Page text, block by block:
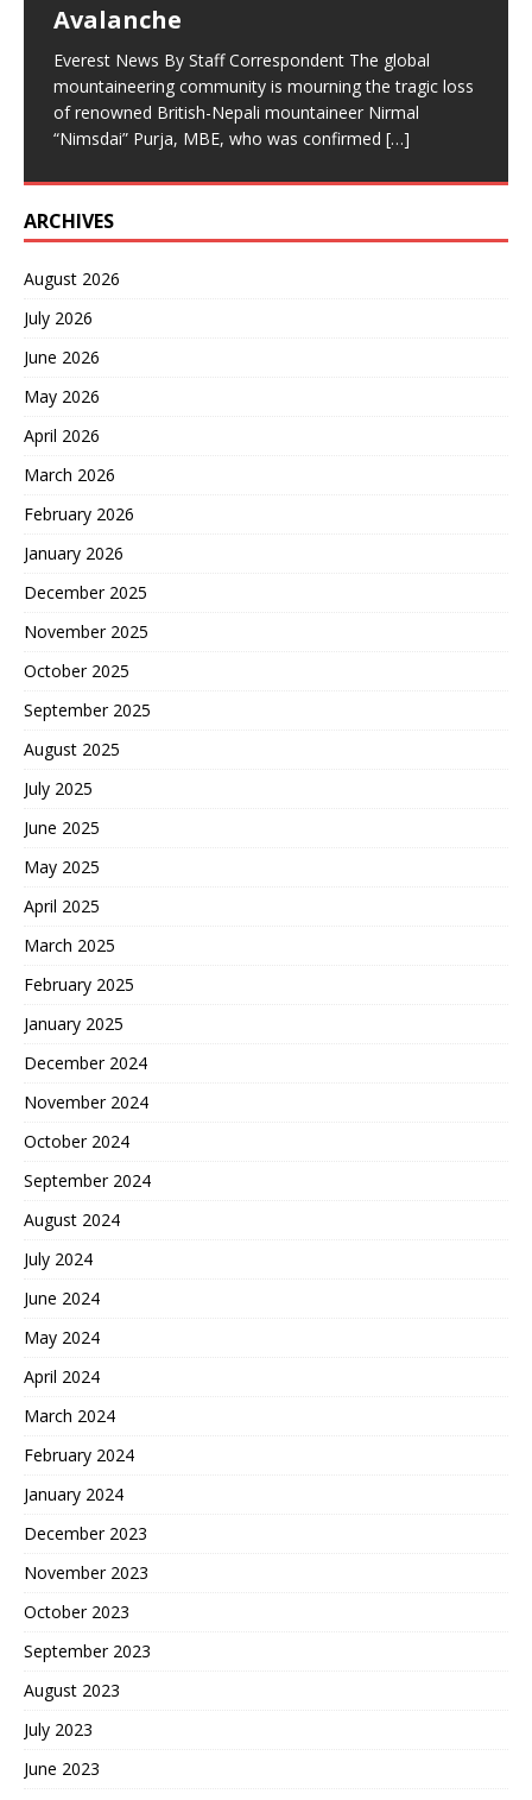
Avalanche
Everest News By Staff Correspondent The global
mountaineering community is mourning the tragic loss
of renowned British-Nepali mountaineer Nirmal
“Nimsdai” Purja, MBE, who was confirmed […]
पर्वतारोहण जगतले आफ्ना एक असाधारण कीर्तिमानी व्यक्तित्व
भएको झडपमा प्रहरीको गोली लागेर एक जनाको मृत्यु भएको छ भने
सर्वसाधारण र सुरक्षाकर्मीसहित अन्य धेरै जना घाइते
ARCHIVES
August 2026
July 2026
June 2026
May 2026
April 2026
March 2026
February 2026
January 2026
December 2025
November 2025
October 2025
September 2025
August 2025
July 2025
June 2025
May 2025
April 2025
March 2025
February 2025
January 2025
December 2024
November 2024
October 2024
September 2024
August 2024
July 2024
June 2024
May 2024
April 2024
March 2024
February 2024
January 2024
December 2023
November 2023
October 2023
September 2023
August 2023
July 2023
June 2023